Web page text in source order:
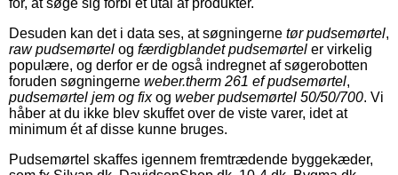
Desuden kan det i data ses, at søgningerne tør pudsemørtel,
raw pudsemørtel og færdigblandet pudsemørtel er virkelig
populære, og derfor er de også indregnet af søgerobotten
foruden søgningerne weber.therm 261 ef pudsemørtel,
pudsemørtel jem og fixog weber pudsemørtel 50/50/700. Vi
håber at du ikke blev skuffet over de viste varer, idet at
minimum ét af disse kunne bruges.
Pudsemørtel skaffes igennem fremtrædende byggekæder,